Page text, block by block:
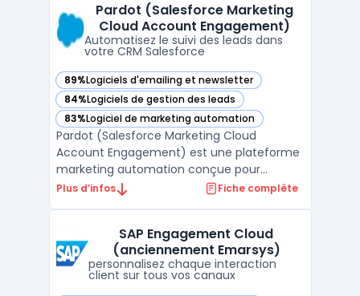
leur gestion client, leurs campagnes et leur
support, ...
Pardot (Salesforce Marketing
Cloud Account Engagement)
Automatisez le suivi des leads dans
votre CRM Salesforce
89%Logiciels d'emailing et newsletter
— voir Pardot (Salesforce Marketing Cloud Account
84%Logiciels de gestion des leads
— voir Pardot (Salesforce Marketing Cloud Account
83%Logiciel de marketing automation
— voir Pardot (Salesforce Marketing Cloud Account
Pardot (Salesforce Marketing Cloud
Account Engagement) est une plateforme
marketing automation conçue pour
synchroniser les activités marketing et
cycles de vente longs ou des besoins de
qualification, de nurturing ...
Plus d’infos Fiche complète
SAP Engagement Cloud
(anciennement Emarsys)
personnalisez chaque interaction
client sur tous vos canaux